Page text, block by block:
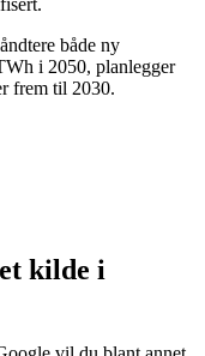
både ny
i 2050, planlegger
frem til 2030.
kilde i